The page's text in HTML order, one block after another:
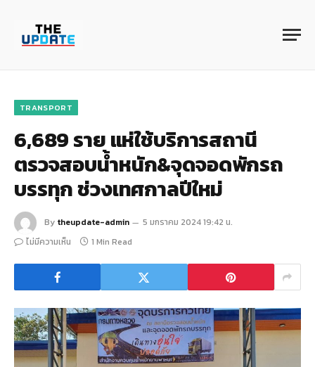
TRANSPORT
6,689 ราย แห่ใช้บริการสถานี
ตรวจสอบน้ำหนัก&จุดจอดพักรถ
บรรทุก ช่วงเทศกาลปีใหม่
By theupdate-admin
5 มกราคม 2024 19:42 น.
ไม่มีความเห็น
1 Min Read